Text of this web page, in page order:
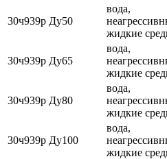
30ч939р Ду50
вода,
жидкие
30ч939р Ду65
вода,
жидкие
30ч939р Ду80
вода,
жидкие
30ч939р Ду100
вода,
жидкие